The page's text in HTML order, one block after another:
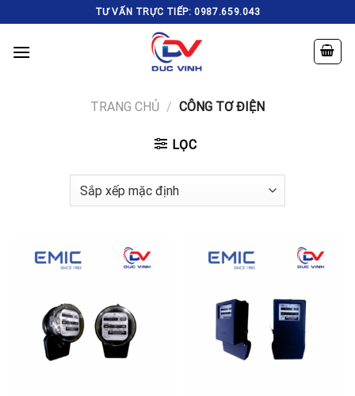
to
content
TƯ VẤN TRỰC TIẾP: 0987.659.043
TRANG CHỦ / CÔNG TƠ ĐIỆN
LỌC